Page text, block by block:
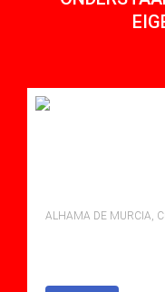
ALHAMA DE MURCIA,